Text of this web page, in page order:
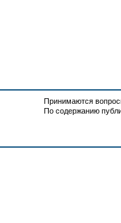
Принимаются
По содержанию